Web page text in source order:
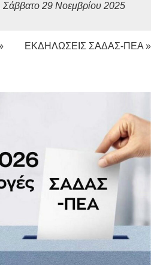
Σάββατο 29 Νοεμβρίου 2025
ΕΚΔΗΛΩΣΕΙΣ ΣΑΔΑΣ-ΠΕΑ »